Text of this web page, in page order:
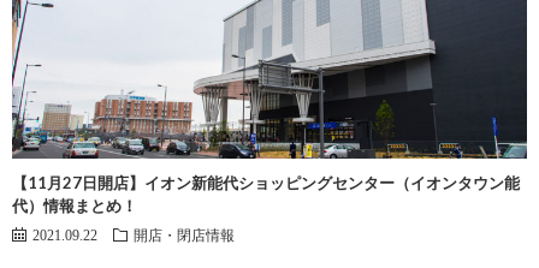
【11月27日開店】イオン新能代ショッピングセンター（イオンタウン能
代）情報まとめ！
2021.09.22 開店・閉店情報